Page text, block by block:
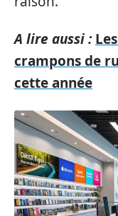
A lire aussi :
crampons de
cette année